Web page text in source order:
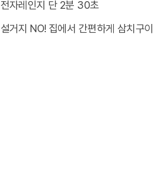
전자레인지 단 2분 30초
설거지 NO! 집에서 간편하게 삼치구이